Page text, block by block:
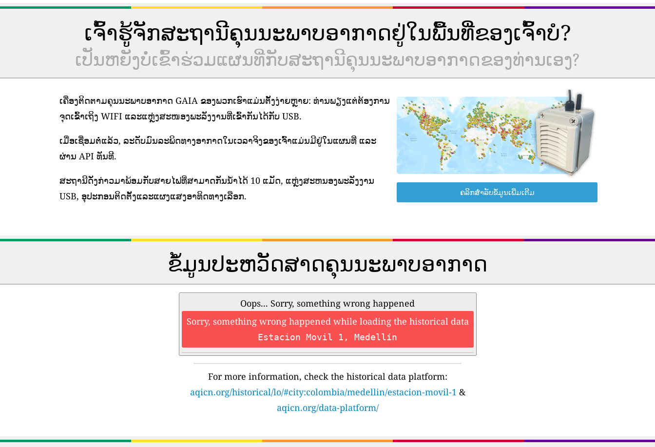
ເຈົ້າຮູ້ຈັກສະຖານີຄຸນນະພາບອາກາດຢູ່ໃນພື້ນທີ່ຂອງເຈົ້າບໍ?
ເປັນຫຍັງບໍ່ເຂົ້າຮ່ວມແຜນທີ່ກັບສະຖານີຄຸນນະພາບອາກາດຂອງທ່ານເອງ?
ເຄື່ອງຕິດຕາມຄຸນນະພາບອາກາດ GAIA ຂອງພວກເຮົາແມ່ນຕັ້ງງ່າຍຫຼາຍ: ທ່ານພຽງແຕ່ຕ້ອງການ
ຈຸດເຂົ້າເຖິງ WIFI ແລະແຫຼ່ງສະໜອງພະລັງງານທີ່ເຂົ້າກັນໄດ້ກັບ USB.
ເມື່ອເຊື່ອມຕໍ່ແລ້ວ, ລະດັບມົນລະພິດທາງອາກາດໃນເວລາຈິງຂອງເຈົ້າແມ່ນມີຢູ່ໃນແຜນທີ່ ແລະ
ຜ່ານ API ທັນທີ.
ສະຖານີດັ່ງກ່າວມາພ້ອມກັບສາຍໄຟທີ່ສາມາດກັນນ້ໍາໄດ້ 10 ແມັດ, ແຫຼ່ງສະຫນອງພະລັງງານ
USB, ອຸປະກອນຕິດຕັ້ງແລະແຜງແສງອາທິດທາງເລືອກ.
ຄລິກສຳລັບຂໍ້ມູນເພີ່ມເຕີມ
ຂໍ້ມູນປະຫວັດສາດຄຸນນະພາບອາກາດ
Oops... Sorry, something wrong happened
Sorry, something wrong happened while loading the historical data
Estacion Movil 1, Medellín
For more information, check the historical data platform:
aqicn.org/historical/lo/#city:colombia/medellin/estacion-movil-1 &
aqicn.org/data-platform/